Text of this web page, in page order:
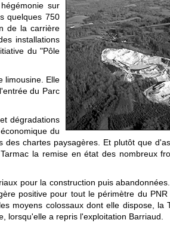
sur
quelques 750
de la carrière
installations
du "Pôle
limousine. Elle
du Parc
dégradations
du
chartes paysagères. Et plutôt que
la remise en état des nombreux
pour la construction puis
positive pour tout le périmètre du
moyens colossaux dont elle dispose, la
lorsqu'elle a repris l'exploitation Barriaud.